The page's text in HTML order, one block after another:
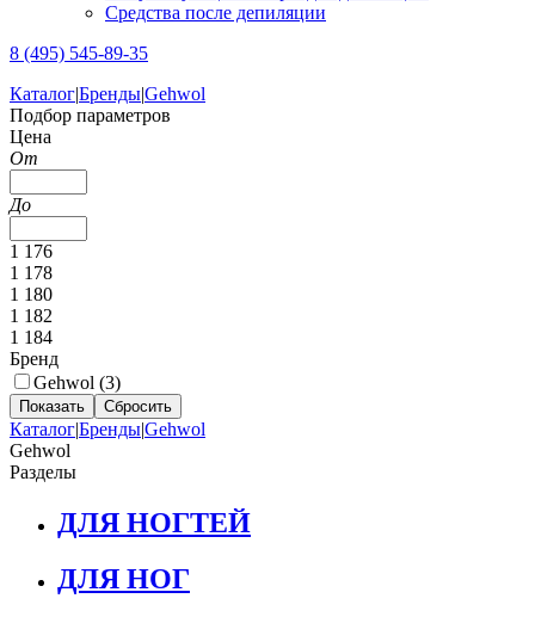
Средства после депиляции
8 (495) 545-89-35
Каталог|Бренды|Gehwol
Подбор параметров
Цена
От
До
1 176
1 178
1 180
1 182
1 184
Бренд
Gehwol (3)
Каталог|Бренды|Gehwol
Gehwol
Разделы
ДЛЯ НОГТЕЙ
ДЛЯ НОГ